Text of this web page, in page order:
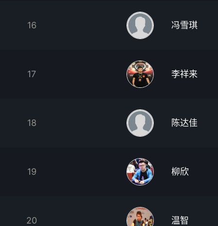
16 冯雪琪
17 李祥来
18 陈达佳
19 柳欣
20 温智